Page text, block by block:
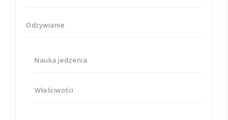
Odżywianie
Nauka jedzenia
Właściwości